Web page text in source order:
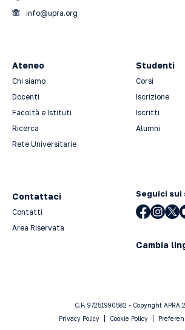
info@upra.org
Ateneo
Chi siamo
Docenti
Facoltà e Istituti
Ricerca
Rete Universitarie
Studenti
Corsi
Iscrizione
Iscritti
Alumni
Contattaci
Contatti
Area Riservata
Seguici sui
Cambia
C.F. 97251990582 - Copyright APRA
Privacy Policy
Cookie Policy